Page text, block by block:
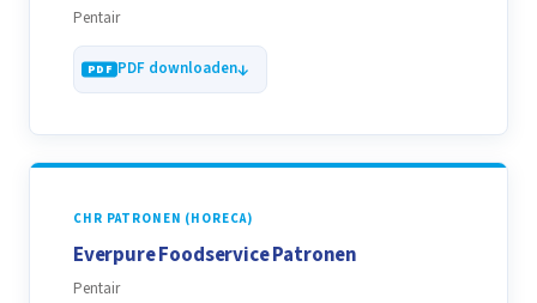
Pentair
PDF downloaden
CHR PATRONEN (HORECA)
Everpure Foodservice Patronen
Pentair